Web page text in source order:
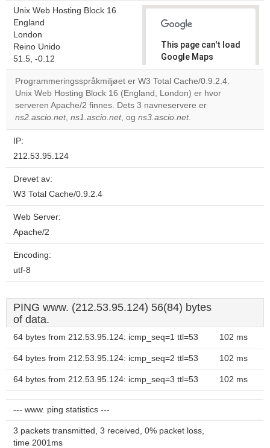
Unix Web Hosting Block 16
England
London
Reino Unido
51.5, -0.12
This page can't load
Google Maps
correctly.
Do you
own this
website?
Programmeringsspråkmiljøet er W3 Total Cache/0.9.2.4.
Unix Web Hosting Block 16 (England, London) er hvor
serveren Apache/2 finnes. Dets 3 navneservere er
ns2.ascio.net, ns1.ascio.net, og ns3.ascio.net.
IP:
212.53.95.124
Drevet av:
W3 Total Cache/0.9.2.4
Web Server:
Apache/2
Encoding:
utf-8
PING www. (212.53.95.124) 56(84) bytes
of data.
64 bytes from 212.53.95.124: icmp_seq=1 ttl=53 102 ms
64 bytes from 212.53.95.124: icmp_seq=2 ttl=53 102 ms
64 bytes from 212.53.95.124: icmp_seq=3 ttl=53 102 ms
--- www. ping statistics ---
3 packets transmitted, 3 received, 0% packet loss,
time 2001ms